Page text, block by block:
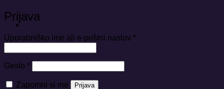
Prijava
Uporabniško ime ali e-poštni naslov *Zahtevano
Geslo *Zahtevano
Zapomni si me Prijava